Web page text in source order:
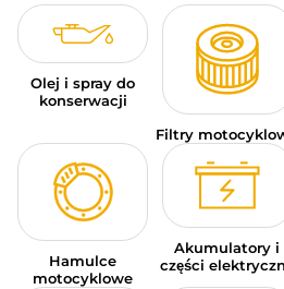
OKAZJE I PROMOCJE
KARTY
PL | EUR € —
MARKI
PORADY
SKONTAKTUJ SIĘ Z NAMI
Olej i spray do
konserwacji
Filtry
Hamulce
motocyklowe
Akumulatory i
części